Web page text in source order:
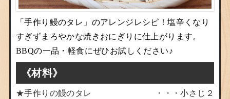
「手作り鰻のタレ」のアレンジレシピ！塩辛くなり
すぎずまろやかな焼きおにぎりに仕上がります。
BBQの一品・軽食にぜひお試しください♪
《材料》
★手作りの鰻のタレ ・・・小さじ２